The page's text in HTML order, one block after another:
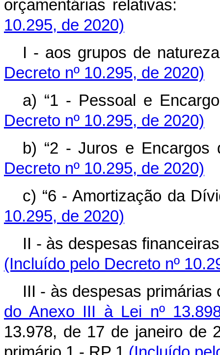
orçamentárias
10.295, de 2020)
I - aos grupos de
Decreto nº 10.295, de 2020)
a) “1 - Pessoal e
Decreto nº 10.295, de 2020)
b) “2 - Juros e
Decreto nº 10.295, de 2020)
c) “6 - Amortização
10.295, de 2020)
II - às despesas
(Incluído pelo Decreto nº
III - às despesas
do Anexo III à Lei nº
13.978, de 17 de janeiro de